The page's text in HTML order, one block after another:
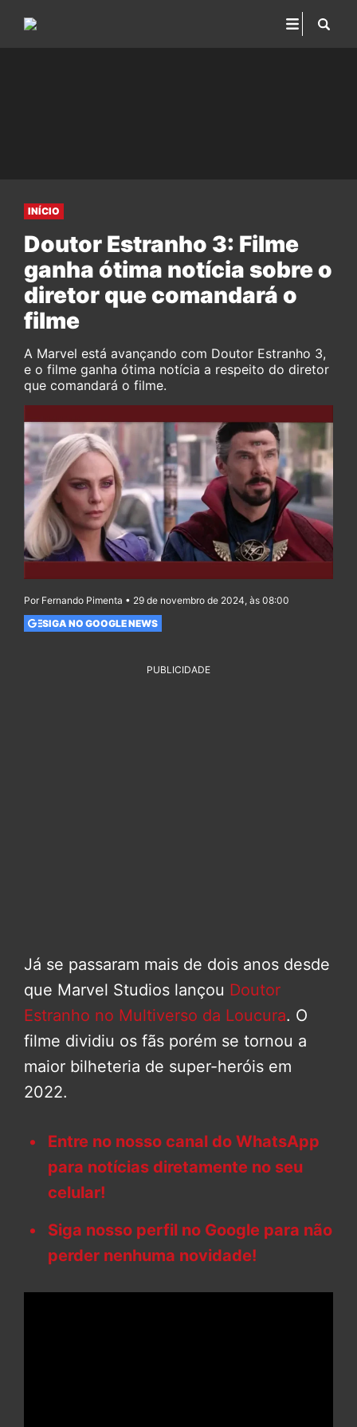
INÍCIO
Doutor Estranho 3: Filme
ganha ótima notícia sobre o
diretor que comandará o
filme
A Marvel está avançando com Doutor Estranho 3,
e o filme ganha ótima notícia a respeito do diretor
que comandará o filme.
Por Fernando Pimenta • 29 de novembro de 2024, às 08:00
SIGA NO GOOGLE NEWS
PUBLICIDADE
Já se passaram mais de dois anos desde
que Marvel Studios lançou Doutor
Estranho no Multiverso da Loucura. O
filme dividiu os fãs porém se tornou a
maior bilheteria de super-heróis em
2022.
Entre no nosso canal do WhatsApp
para notícias diretamente no seu
celular!
Siga nosso perfil no Google para não
perder nenhuma novidade!